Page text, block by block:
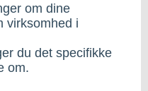
om dine
virksomhed i
du det specifikke
om.